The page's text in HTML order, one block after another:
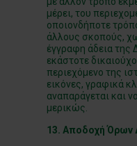
μέρει, του
οποιονδήποτε
άλλους σκοπούς,
έγγραφη άδεια της
εκάστοτε
περιεχόμενο της
εικόνες, γραφικά
αναπαράγεται και
μερικώς.
13. Αποδοχή Όρων